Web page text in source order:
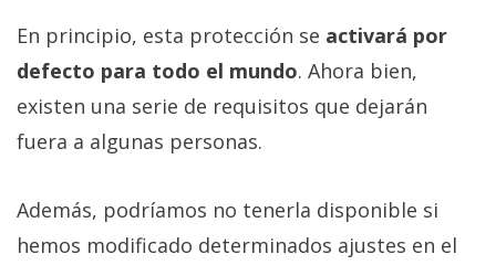
En principio, esta protección se activará por
defecto para todo el mundo. Ahora bien,
existen una serie de requisitos que dejarán
fuera a algunas personas.
Además, podríamos no tenerla disponible si
hemos modificado determinados ajustes en el